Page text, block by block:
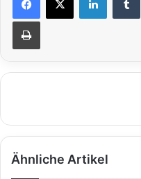
Ähnliche Artikel